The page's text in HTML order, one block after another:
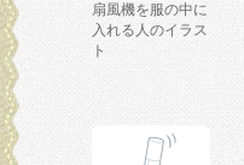
扇風機を服の中に
入れる人のイラス
ト